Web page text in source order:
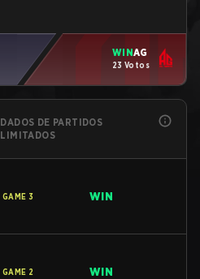
WINAG
23 Votos
DADOS DE PARTIDOS
LIMITADOS
GAME 3 WIN
GAME 2 WIN